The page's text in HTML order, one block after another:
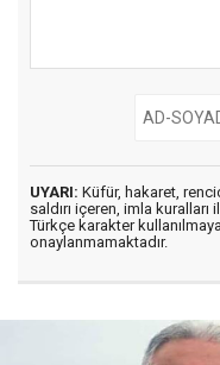
UYARI: Küfür, hakaret,
saldırı içeren, imla kuralları
Türkçe karakter
onaylanmamaktadır.